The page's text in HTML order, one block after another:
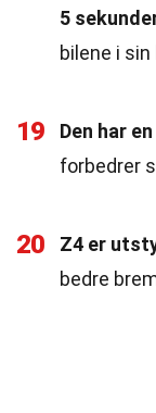
5
bilene i
19 Den har
forbedrer
20 Z4 er
bedre